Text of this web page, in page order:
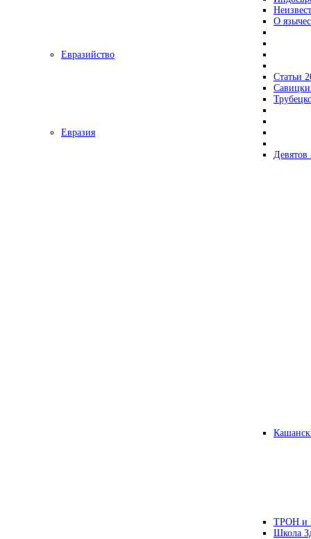
О
Евразийство
Статьи
Евразия
ТРОН и
Школа